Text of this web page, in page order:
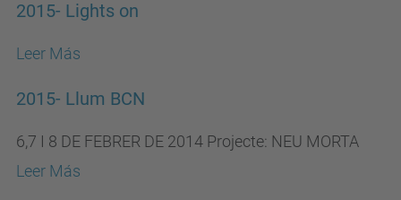
2015- Lights on
Leer Más
2015- Llum BCN
6,7 I 8 DE FEBRER DE 2014 Projecte: NEU MORTA
Leer Más